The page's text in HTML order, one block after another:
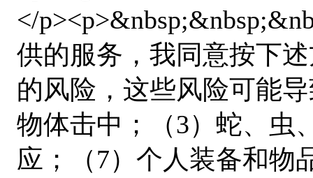
</
供的服务，我同意按下
的风险，这些风险可能
物体击中；（3）蛇、虫
应；（7）个人装备和物